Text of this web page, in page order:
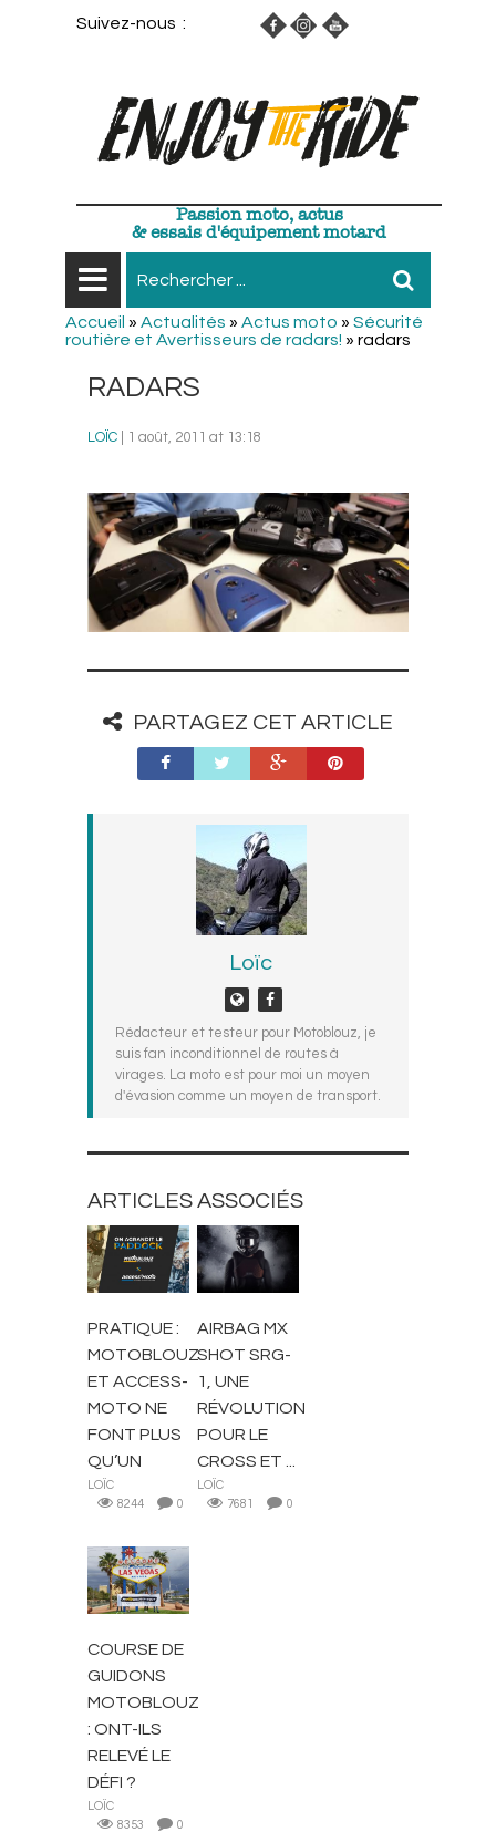
Suivez-nous :
Passion moto, actus
& essais d'équipement motard
Accueil » Actualités » Actus moto » Sécurité
routière et Avertisseurs de radars! » radars
RADARS
LOÏC | 1 août, 2011 at 13:18
PARTAGEZ CET ARTICLE
Loïc
Rédacteur et testeur pour Motoblouz, je
suis fan inconditionnel de routes à
virages. La moto est pour moi un moyen
d'évasion comme un moyen de transport.
ARTICLES ASSOCIÉS
ACTUALITÉS
PRATIQUE :
MOTOBLOUZ
ET ACCESS-
MOTO NE
FONT PLUS
QU’UN
LOÏC
8244
0
ACTUALITÉS
AIRBAG MX
SHOT SRG-
1, UNE
RÉVOLUTION
POUR LE
CROSS ET ...
LOÏC
7681
0
ACTUALITÉS
COURSE DE
GUIDONS
MOTOBLOUZ
: ONT-ILS
RELEVÉ LE
DÉFI ?
LOÏC
8353
0